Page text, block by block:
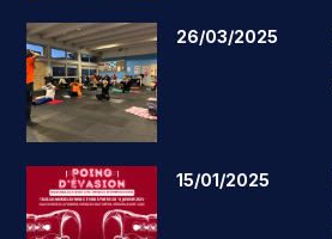
26/03/2025
15/01/2025